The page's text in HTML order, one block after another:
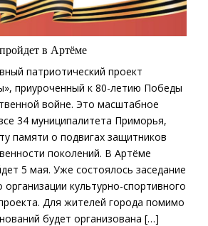
в Артёме
патриотический проект
приуроченный к 80-летию Победы
войне. Это масштабное
34 муниципалитета Приморья,
памяти о подвигах защитников
поколений. В Артёме
5 мая. Уже состоялось заседание
культурно-спортивного
Для жителей города помимо
будет организована […]